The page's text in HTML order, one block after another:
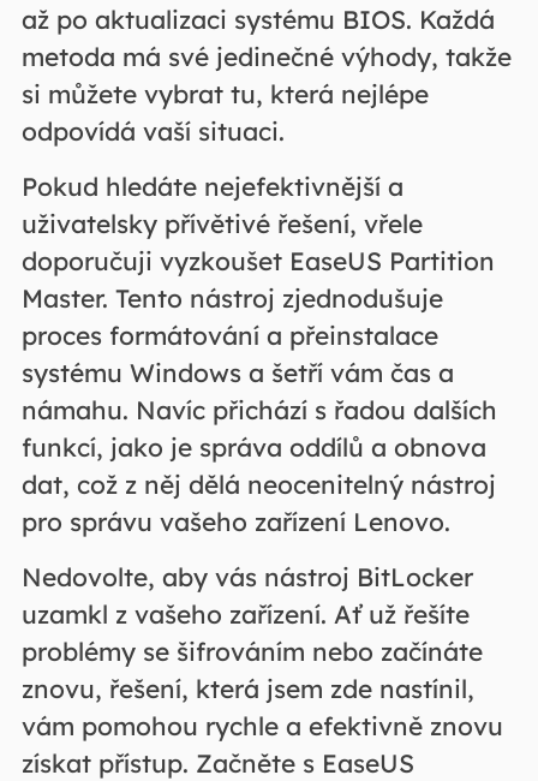
až po aktualizaci systému BIOS. Každá
metoda má své jedinečné výhody, takže
si můžete vybrat tu, která nejlépe
odpovídá vaší situaci.
Pokud hledáte nejefektivnější a
uživatelsky přívětivé řešení, vřele
doporučuji vyzkoušet EaseUS Partition
Master. Tento nástroj zjednodušuje
proces formátování a přeinstalace
systému Windows a šetří vám čas a
námahu. Navíc přichází s řadou dalších
funkcí, jako je správa oddílů a obnova
dat, což z něj dělá neocenitelný nástroj
pro správu vašeho zařízení Lenovo.
Nedovolte, aby vás nástroj BitLocker
uzamkl z vašeho zařízení. Ať už řešíte
problémy se šifrováním nebo začínáte
znovu, řešení, která jsem zde nastínil,
vám pomohou rychle a efektivně znovu
získat přístup. Začněte s EaseUS